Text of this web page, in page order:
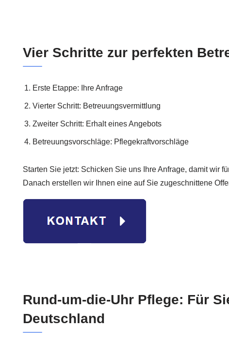
Vier Schritte zur perfekten
Erste Etappe: Ihre Anfrage
Vierter Schritt: Betreuungsvermittlung
Zweiter Schritt: Erhalt eines Angebots
Betreuungsvorschläge: Pflegekraftvorschläge
Starten Sie jetzt: Schicken Sie uns Ihre Anfrage, damit wir
Danach erstellen wir Ihnen eine auf Sie zugeschnittene
Rund-um-die-Uhr Pflege: Für
Deutschland